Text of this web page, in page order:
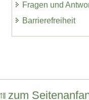
Fragen und
Barrierefreiheit
zum